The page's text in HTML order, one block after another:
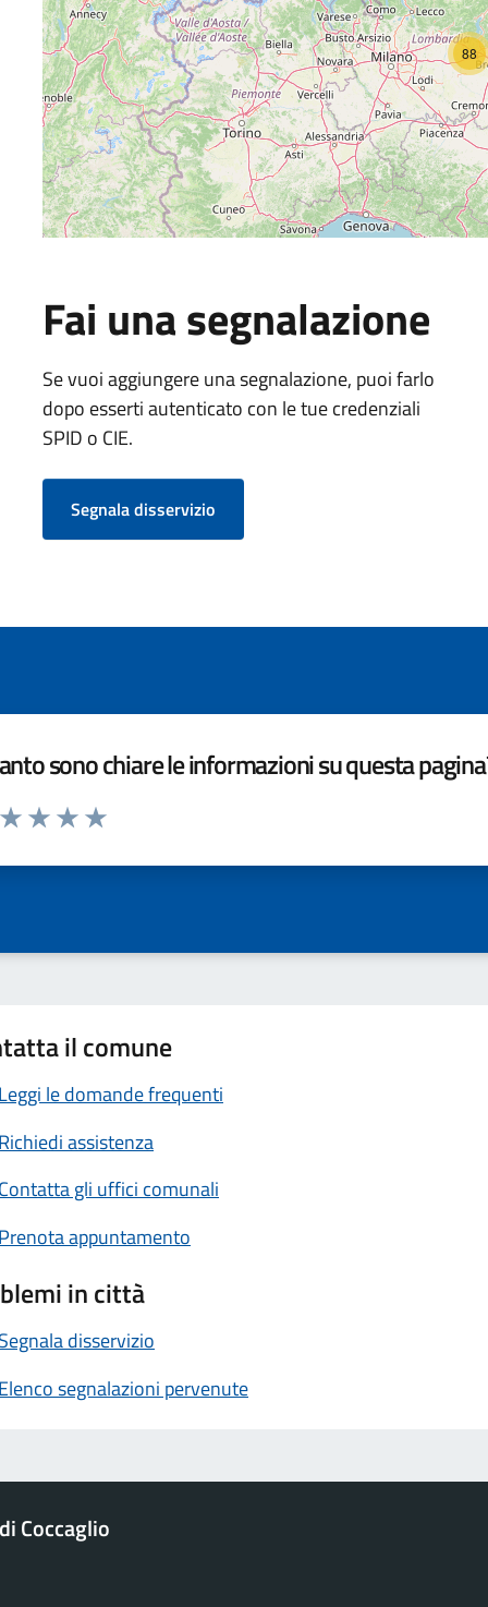
88
Fai una segnalazione
Se vuoi aggiungere una segnalazione, puoi farlo
dopo esserti autenticato con le tue credenziali
SPID o CIE.
Segnala disservizio
sono chiare le informazioni su questa
da 1 a 5 stelle la pagina
il comune
Leggi le domande frequenti
Richiedi assistenza
Contatta gli uffici comunali
Prenota appuntamento
in città
Segnala disservizio
Elenco segnalazioni pervenute
Coccaglio